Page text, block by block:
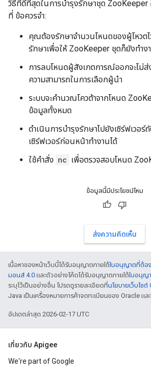
วิธีที่ดีที่สุดในการบำรุงรักษาชุด ZooKeeper
ที่ ข้อควรจำ:
คุณต้องรักษาจำนวนโหนดของผู้โหวตไ
รักษาเพื่อให้ ZooKeeper ชุดก็ยังทำง
การลบโหนดผู้สังเกตการณ์ออกจะไม่
ความสามารถในการเลือกผู้นำ
ระบบจะคำนวณโควต้าจากโหนด
ข้อมูลทั้งหมด
ดำเนินการบำรุงรักษาไปยังเซิร์ฟเวอร์
เซิร์ฟเวอร์ก่อนหน้าทำงานได้
ใช้คำสั่ง nc เพื่อตรวจสอบโหนด
ข้อมูลนี้มีประโยชน์ไหม
ส่งความคิดเห็น
เนื้อหาของหน้าเว็บนี้ได้รับอนุญาตภายใต้ใบอนุญาตที่ต้อ
มอนส์ 4.0 และตัวอย่างโค้ดได้รับอนุญาตภายใต้ใบอนุญ
ระบุไว้เป็นอย่างอื่น โปรดดูรายละเอียดที่นโยบายเว็บไซ
Java เป็นเครื่องหมายการค้าจดทะเบียนของ Oracle แล
อัปเดตล่าสุด 2026-02-17 UTC
เกี่ยวกับ Apigee
We're part of Google